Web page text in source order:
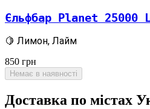
Єльфбар Planet 25000
🍋 Лимон, Лайм
850 грн
Немає в наявності
Доставка по містах